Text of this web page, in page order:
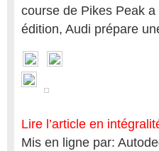
course de Pikes Peak
édition, Audi prépare
Lire l’article en
Mis en ligne par: